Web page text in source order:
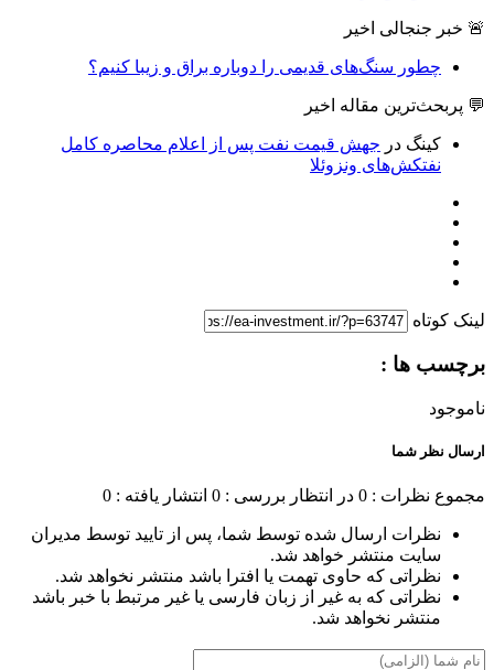
🚨 خبر جنجالی اخیر
چطور سنگ‌های قدیمی را دوباره براق و زیبا کنیم؟
💬 پربحث‌ترین مقاله اخیر
کینگ در جهش قیمت نفت پس از اعلام محاصره کامل
نفتکش‌های ونزوئلا
لینک کوتاه
برچسب ها :
ناموجود
ارسال نظر شما
مجموع نظرات : 0 در انتظار بررسی : 0 انتشار یافته : 0
نظرات ارسال شده توسط شما، پس از تایید توسط مدیران
سایت منتشر خواهد شد.
نظراتی که حاوی تهمت یا افترا باشد منتشر نخواهد شد.
نظراتی که به غیر از زبان فارسی یا غیر مرتبط با خبر باشد
منتشر نخواهد شد.